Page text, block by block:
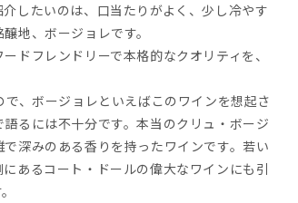
したいのは、口当たりがよく、少し冷やす
地、ボージョレです。
ドフレンドリーで本格的なクオリティを、
、ボージョレといえばこのワインを想起さ
るには不十分です。本当のクリュ・ボージ
深みのある香りを持ったワインです。若い
あるコート・ドールの偉大なワインにも引